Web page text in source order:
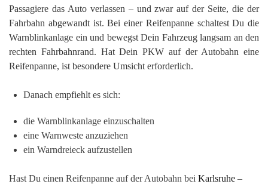
Passagiere das Auto verlassen – und zwar auf der Seite, die der
Fahrbahn abgewandt ist. Bei einer Reifenpanne schaltest Du die
Warnblinkanlage ein und bewegst Dein Fahrzeug langsam an den
rechten Fahrbahnrand. Hat Dein PKW auf der Autobahn eine
Reifenpanne, ist besondere Umsicht erforderlich.
Danach empfiehlt es sich:
die Warnblinkanlage einzuschalten
eine Warnweste anzuziehen
ein Warndreieck aufzustellen
Hast Du einen Reifenpanne auf der Autobahn bei Karlsruhe –